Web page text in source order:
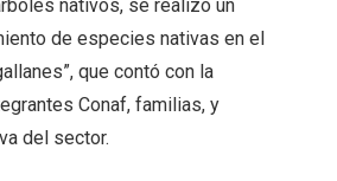
nativos, se realizó un
de especies nativas en el
que contó con la
Conaf, familias, y
del sector.